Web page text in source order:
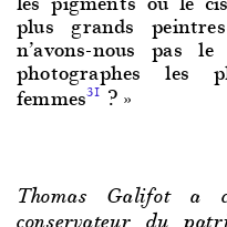
plus grands
n’avons-nous pas
photographes les
femmes31 ? »
Thomas Galifot a